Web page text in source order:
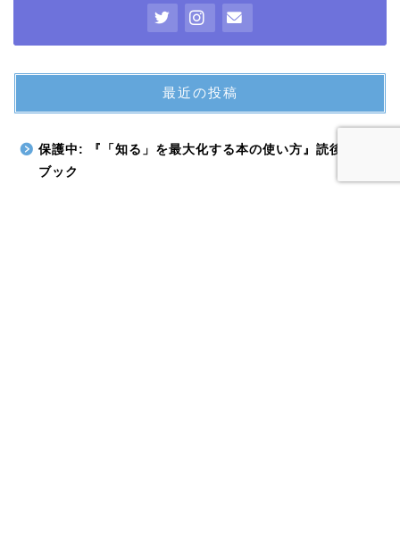
最近の投稿
保護中: 『「知る」を最大化する本の使い方』読後ガイド
ブック